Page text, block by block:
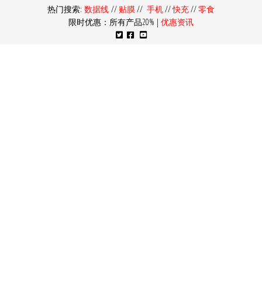
热门搜索: 数据线 // 贴膜// 手机//快充//零食
限时优惠：所有产品20% | 优惠资讯